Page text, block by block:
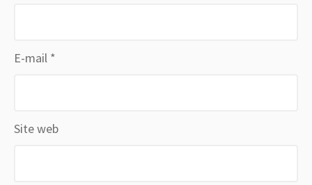
E-mail *
Site web